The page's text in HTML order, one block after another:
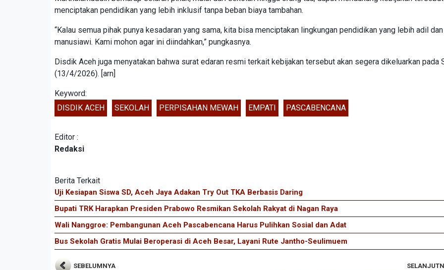
menciptakan pendidikan yang lebih inklusif tanpa beban biaya tambahan.
“Kalau semua pihak punya kesadaran yang sama, kita bisa menciptakan lingkungan pendidikan yang lebih adil dan
manusiawi. Kami mohon agar ini diindahkan,” pungkasnya.
Disdik Aceh juga menyatakan bahwa surat edaran resmi terkait kebijakan tersebut akan segera dikeluarkan pada
(13/4/2026). [arn]
Keyword:
DISDIK ACEH
SEKOLAH PERPISAHAN MEWAH EMPATI PASCABENCANA
Editor :
Redaksi
Berita Terkait
Uji Kesiapan Siswa SD, Aceh Jaya Adakan Try Out TKA Berbasis Daring
Bupati TRK Harapkan Presiden Prabowo Resmikan Sekolah Rakyat di Nagan Raya
Wali Nanggroe: Pembangunan Aceh Pascabencana Harus Pulihkan Sosial dan Adat
Bus Sekolah Gratis Mulai Beroperasi di Aceh Besar, Layani Rute Jantho-Seulimuem
SEBELUMNYA